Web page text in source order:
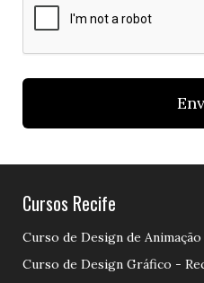
Cursos Recife
Curso de Design de
Curso de Design Gráfico -